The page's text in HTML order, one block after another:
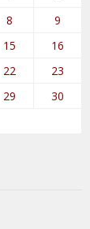
8
9
15
16
22
23
29
30